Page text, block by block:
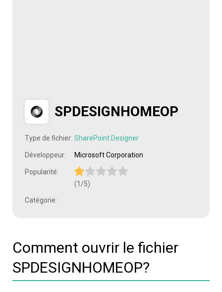
SPDESIGNHOMEOP
Type de fichier: SharePoint Designer
Développeur: Microsoft Corporation
Popularité:
(1/5)
Catégorie:
Comment ouvrir le fichier
SPDESIGNHOMEOP?